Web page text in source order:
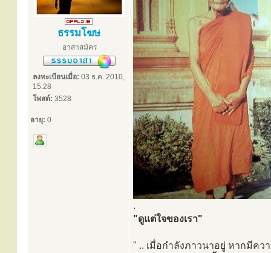
ธรรมโฆษ
อาสาสมัคร
ลงทะเบียนเมื่อ: 03 ธ.ค. 2010,
15:28
โพสต์: 3528
อายุ: 0
.
"ดูแต่ใจของเรา"
" .. เมื่อกำลังภาวนาอยู่ หากมีค